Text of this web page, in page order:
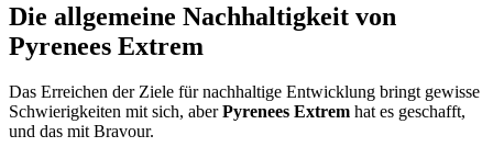
Die allgemeine Nachhaltigkeit von
Pyrenees Extrem
Das Erreichen der Ziele für nachhaltige Entwicklung bringt gewisse
Schwierigkeiten mit sich, aberPyrenees Extrem hat es geschafft,
und das mit Bravour.